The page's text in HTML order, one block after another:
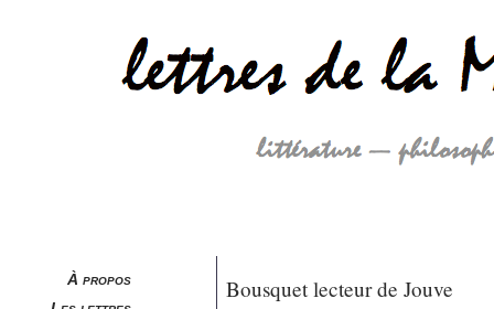
À propos
Bousquet lecteur de Jouve